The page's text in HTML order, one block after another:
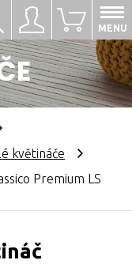
Přihlásit se
0
MENU
Hledat
květináče
Premium LS